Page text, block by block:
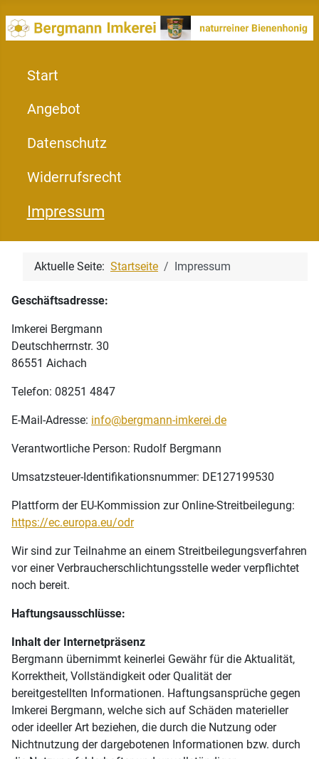
Start
Angebot
Datenschutz
Widerrufsrecht
Impressum
Aktuelle Seite: Startseite Impressum
Geschäftsadresse:
Imkerei Bergmann
Deutschherrnstr. 30
86551 Aichach
Telefon: 08251 4847
E-Mail-Adresse: info@bergmann-imkerei.de
Verantwortliche Person: Rudolf Bergmann
Umsatzsteuer-Identifikationsnummer: DE127199530
Plattform der EU-Kommission zur Online-Streitbeilegung:
https://ec.europa.eu/odr
Wir sind zur Teilnahme an einem Streitbeilegungsverfahren
vor einer Verbraucherschlichtungsstelle weder verpflichtet
noch bereit.
Haftungsausschlüsse:
Inhalt der Internetpräsenz
Bergmann übernimmt keinerlei Gewähr für die Aktualität,
Korrektheit, Vollständigkeit oder Qualität der
bereitgestellten Informationen. Haftungsansprüche gegen
Imkerei Bergmann, welche sich auf Schäden materieller
oder ideeller Art beziehen, die durch die Nutzung oder
Nichtnutzung der dargebotenen Informationen bzw. durch